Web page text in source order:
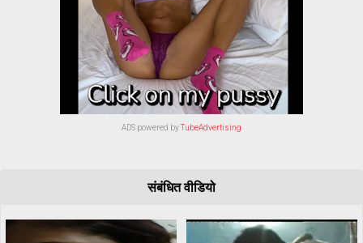
ADS powered byTubeAdvertising
संबंधित वीडियो